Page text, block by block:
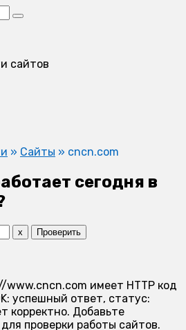
сайтов
» Сайты » cncn.com
сегодня в
x Проверить
имеет HTTP код
успешный ответ, статус:
корректно. Добавьте
проверки работы сайтов.